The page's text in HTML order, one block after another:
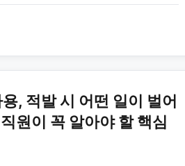
, 적발 시 어떤 일이 벌어
원이 꼭 알아야 할 핵심